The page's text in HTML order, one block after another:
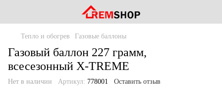
Тепло и обогрев Газовые баллоны
Газовый баллон 227 грамм,
всесезонный X-TREME
Нет в наличии Артикул: 778001 Оставить отзыв